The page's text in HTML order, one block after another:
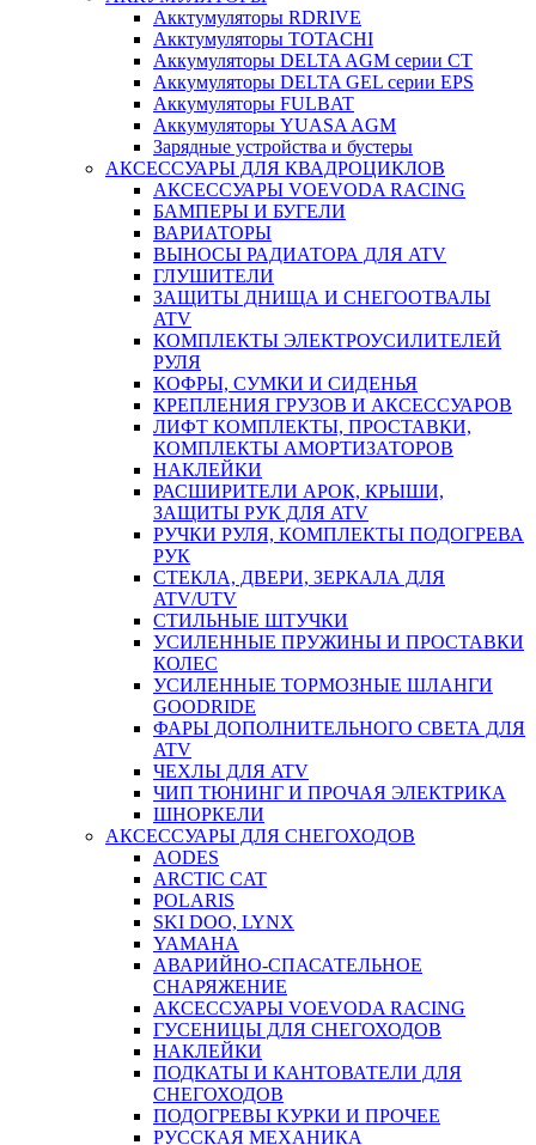
Акктумуляторы RDRIVE
Акктумуляторы TOTACHI
Аккумуляторы DELTA AGM серии CT
Аккумуляторы DELTA GEL серии EPS
Аккумуляторы FULBAT
Аккумуляторы YUASA AGM
Зарядные устройства и бустеры
АКСЕССУАРЫ ДЛЯ КВАДРОЦИКЛОВ
АКСЕССУАРЫ VOEVODA RACING
БАМПЕРЫ И БУГЕЛИ
ВАРИАТОРЫ
ВЫНОСЫ РАДИАТОРА ДЛЯ ATV
ГЛУШИТЕЛИ
ЗАЩИТЫ ДНИЩА И СНЕГООТВАЛЫ
ATV
КОМПЛЕКТЫ ЭЛЕКТРОУСИЛИТЕЛЕЙ
РУЛЯ
КОФРЫ, СУМКИ И СИДЕНЬЯ
КРЕПЛЕНИЯ ГРУЗОВ И АКСЕССУАРОВ
ЛИФТ КОМПЛЕКТЫ, ПРОСТАВКИ,
КОМПЛЕКТЫ АМОРТИЗАТОРОВ
НАКЛЕЙКИ
РАСШИРИТЕЛИ АРОК, КРЫШИ,
ЗАЩИТЫ РУК ДЛЯ ATV
РУЧКИ РУЛЯ, КОМПЛЕКТЫ ПОДОГРЕВА
РУК
СТЕКЛА, ДВЕРИ, ЗЕРКАЛА ДЛЯ
ATV/UTV
СТИЛЬНЫЕ ШТУЧКИ
УСИЛЕННЫЕ ПРУЖИНЫ И ПРОСТАВКИ
КОЛЕС
УСИЛЕННЫЕ ТОРМОЗНЫЕ ШЛАНГИ
GOODRIDE
ФАРЫ ДОПОЛНИТЕЛЬНОГО СВЕТА ДЛЯ
ATV
ЧЕХЛЫ ДЛЯ ATV
ЧИП ТЮНИНГ И ПРОЧАЯ ЭЛЕКТРИКА
ШНОРКЕЛИ
АКСЕССУАРЫ ДЛЯ СНЕГОХОДОВ
AODES
ARCTIC CAT
POLARIS
SKI DOO, LYNX
YAMAHA
АВАРИЙНО-СПАСАТЕЛЬНОЕ
СНАРЯЖЕНИЕ
АКСЕССУАРЫ VOEVODA RACING
ГУСЕНИЦЫ ДЛЯ СНЕГОХОДОВ
НАКЛЕЙКИ
ПОДКАТЫ И КАНТОВАТЕЛИ ДЛЯ
СНЕГОХОДОВ
ПОДОГРЕВЫ КУРКИ И ПРОЧЕЕ
РУССКАЯ МЕХАНИКА